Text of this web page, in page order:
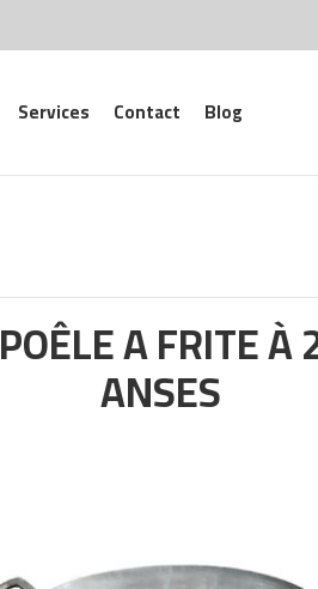
Services Contact Blog
POÊLE A FRITE À
ANSES